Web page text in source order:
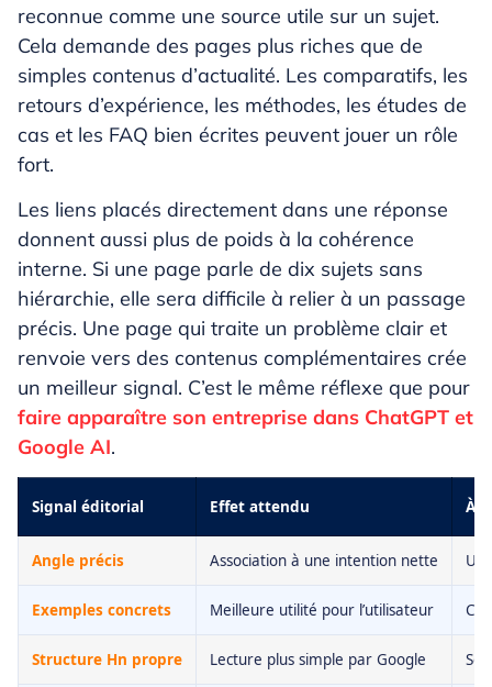
reconnue comme une source utile sur un sujet.
Cela demande des pages plus riches que de
simples contenus d’actualité. Les comparatifs, les
retours d’expérience, les méthodes, les études de
cas et les FAQ bien écrites peuvent jouer un rôle
fort.
Les liens placés directement dans une réponse
donnent aussi plus de poids à la cohérence
interne. Si une page parle de dix sujets sans
hiérarchie, elle sera difficile à relier à un passage
précis. Une page qui traite un problème clair et
renvoie vers des contenus complémentaires crée
un meilleur signal. C’est le même réflexe que pour
faire apparaître son entreprise dans ChatGPT et
Google AI.
Signal éditorial Effet attendu À
Angle précis Association à une intention nette Un
Exemples concrets Meilleure utilité pour l’utilisateur
Structure Hn propre Lecture plus simple par Google